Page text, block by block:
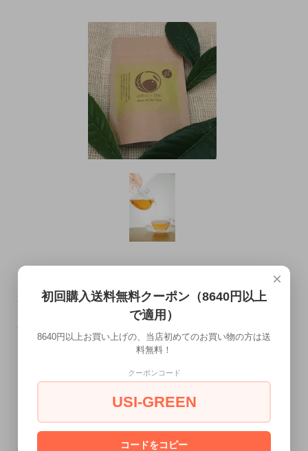
600円(税込648円)
×
初回購入送料無料クーポン（8640円以上
で適用）
8640円以上お買い上げの、当店初めてのお買い物の方は送
料無料！
クーポンコード
USI-GREEN
コードをコピー